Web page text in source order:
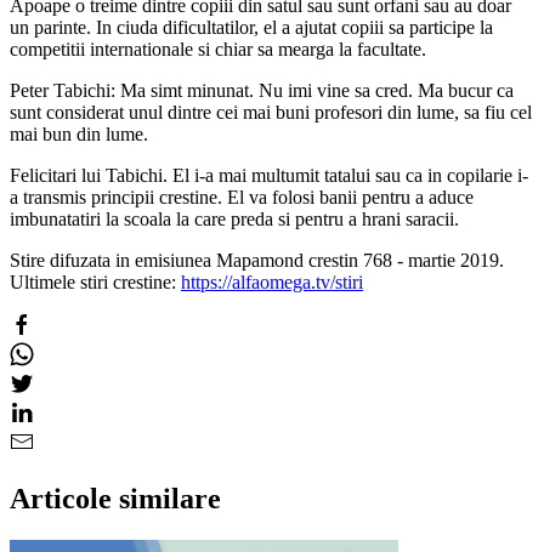
Apoape o treime dintre copiii din satul sau sunt orfani sau au doar
un parinte. In ciuda dificultatilor, el a ajutat copiii sa participe la
competitii internationale si chiar sa mearga la facultate.
Peter Tabichi: Ma simt minunat. Nu imi vine sa cred. Ma bucur ca
sunt considerat unul dintre cei mai buni profesori din lume, sa fiu cel
mai bun din lume.
Felicitari lui Tabichi. El i-a mai multumit tatalui sau ca in copilarie i-
a transmis principii crestine. El va folosi banii pentru a aduce
imbunatatiri la scoala la care preda si pentru a hrani saracii.
Stire difuzata in emisiunea Mapamond crestin 768 - martie 2019.
Ultimele stiri crestine: https://alfaomega.tv/stiri
Articole similare